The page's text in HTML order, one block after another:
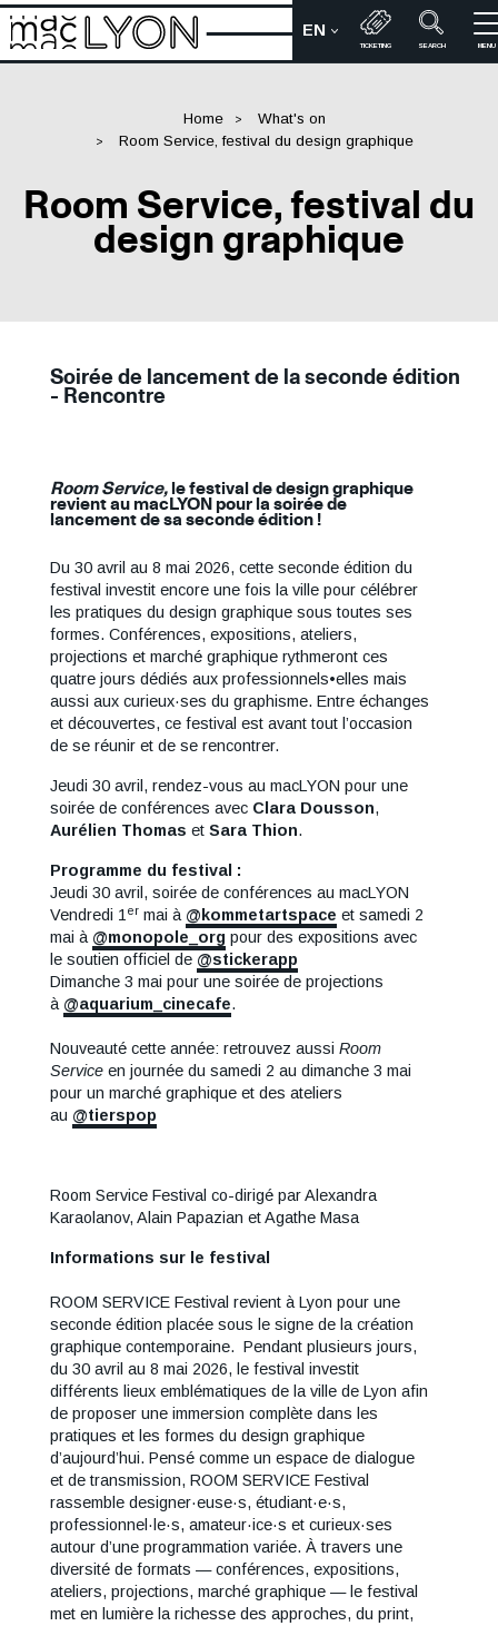
Skip
to
main
Bienvenue sur le site du
CHOIX DE LA
EN
TICKETING SEARCH MENU
Home
What's on
Room Service, festival du design graphique
Room Service, festival du
design graphique
Soirée de lancement de la seconde édition
- Rencontre
Contenu
Room Service,le festival de design graphique
revient au macLYON pour la soirée de
lancement de sa seconde édition !
Du 30 avril au 8 mai 2026, cette seconde édition du
festival investit encore une fois la ville pour célébrer
les pratiques du design graphique sous toutes ses
formes. Conférences, expositions, ateliers,
projections et marché graphique rythmeront ces
quatre jours dédiés aux professionnels•elles mais
aussi aux curieux·ses du graphisme. Entre échanges
et découvertes, ce festival est avant tout l’occasion
de se réunir et de se rencontrer.
Jeudi 30 avril, rendez-vous au macLYON pour une
soirée de conférences avec Clara Dousson,
Aurélien Thomas et Sara Thion.
Programme du festival :
Jeudi 30 avril, soirée de conférences au macLYON
Vendredi 1 er mai à @kommetartspace et samedi 2
mai à @monopole_org pour des expositions avec
le soutien officiel de @stickerapp
Dimanche 3 mai pour une soirée de projections
à @aquarium_cinecafe.
Nouveauté cette année: retrouvez aussi Room
Service en journée du samedi 2 au dimanche 3 mai
pour un marché graphique et des ateliers
au @tierspop
Room Service Festival co-dirigé par Alexandra
Karaolanov, Alain Papazian et Agathe Masa
Informations sur le festival
ROOM SERVICE Festival revient à Lyon pour une
seconde édition placée sous le signe de la création
graphique contemporaine. Pendant plusieurs jours,
du 30 avril au 8 mai 2026, le festival investit
différents lieux emblématiques de la ville de Lyon afin
de proposer une immersion complète dans les
pratiques et les formes du design graphique
d’aujourd’hui. Pensé comme un espace de dialogue
et de transmission, ROOM SERVICE Festival
rassemble designer·euse·s, étudiant·e·s,
professionnel·le·s, amateur·ice·s et curieux·ses
autour d’une programmation variée. À travers une
diversité de formats — conférences, expositions,
ateliers, projections, marché graphique — le festival
met en lumière la richesse des approches, du print,